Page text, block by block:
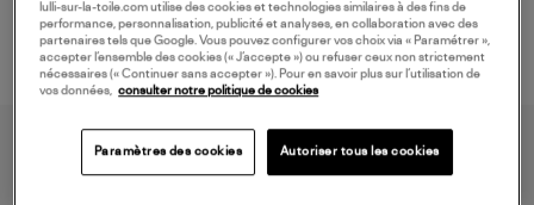
lulli-sur-la-toile.com utilise des cookies et technologies similaires à des fins de
performance, personnalisation, publicité et analyses, en collaboration avec des
partenaires tels que Google. Vous pouvez configurer vos choix via « Paramétrer »,
accepter l’ensemble des cookies (« J’accepte ») ou refuser ceux non strictement
nécessaires (« Continuer sans accepter »). Pour en savoir plus sur l’utilisation de
vos données, consulter notre politique de cookies
Paramètres des cookies Autoriser tous les cookies